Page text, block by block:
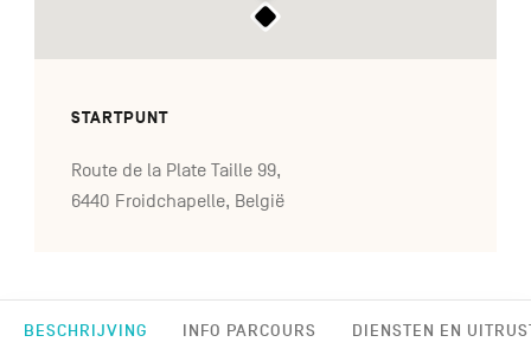
BESCHRIJVING INFO PARCOURS DIENSTEN EN
STARTPUNT
Route de la Plate Taille 99,
6440 Froidchapelle, België